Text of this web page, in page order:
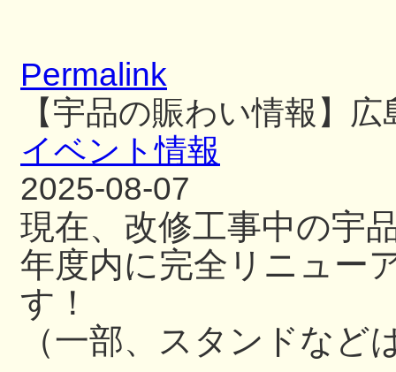
Permalink
【宇品の賑わい情報】
イベント情報
2025-08-07
現在、改修工事中の宇
年度内に完全リニュー
す！
（一部、スタンドなど